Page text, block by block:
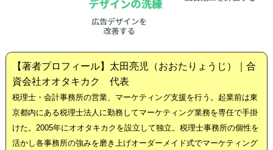
【著者プロフィール】太田亮児（おおたりょうじ）｜合
資会社オオタキカク 代表
税理士・会計事務所の営業、マーケティング支援を行う。起業前は東
京都内にある税理士法人に勤務してマーケティング業務を専任で手掛
けた。2005年にオオタキカクを設立して独立。税理士事務所の個性を
活かし各事務所の強みを磨き上げオーダーメイド式でマーケティング